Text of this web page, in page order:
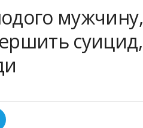
мужчину,
суицид,